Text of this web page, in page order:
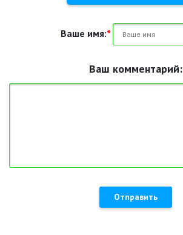
Ваше имя:*
Ваш комментарий:
Отправить